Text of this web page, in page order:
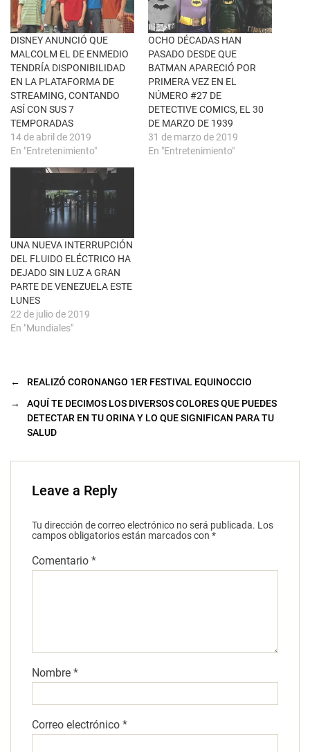
n
a
v
e
n
t
a
n
n
u
e
v
a
e
o
o
k
S
e
a
b
r
e
e
n
u
n
a
v
e
n
a
n
a
n
e
v
a
)
DISNEY ANUNCIÓ QUE
MALCOLM EL DE ENMEDIO
TENDRÍA DISPONIBILIDAD
EN LA PLATAFORMA DE
STREAMING, CONTANDO
ASÍ CON SUS 7
TEMPORADAS
14 de abril de 2019
En "Entretenimiento"
OCHO DÉCADAS HAN
PASADO DESDE QUE
BATMAN APARECIÓ POR
PRIMERA VEZ EN EL
NÚMERO #27 DE
DETECTIVE COMICS, EL 30
DE MARZO DE 1939
31 de marzo de 2019
En "Entretenimiento"
UNA NUEVA INTERRUPCIÓN
DEL FLUIDO ELÉCTRICO HA
DEJADO SIN LUZ A GRAN
PARTE DE VENEZUELA ESTE
LUNES
22 de julio de 2019
En "Mundiales"
←
REALIZÓ CORONANGO 1ER FESTIVAL EQUINOCCIO
→
AQUÍ TE DECIMOS LOS DIVERSOS COLORES QUE PUEDES
DETECTAR EN TU ORINA Y LO QUE SIGNIFICAN PARA TU
SALUD
Leave a Reply
Tu dirección de correo electrónico no será publicada. Los
campos obligatorios están marcados con *
Comentario *
Nombre *
Correo electrónico *